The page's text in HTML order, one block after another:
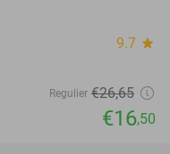
9.7 star
Regulier €26,65
€16,50